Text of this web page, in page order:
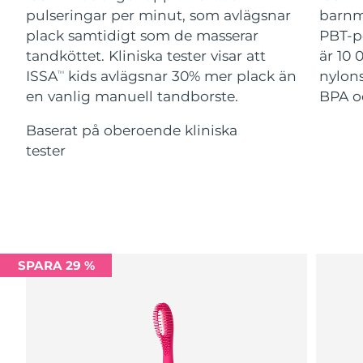
pulseringar per minut, som avlägsnar
plack samtidigt som de masserar
tandköttet. Kliniska tester visar att
ISSATM
kids avlägsnar 30% mer plack än
en vanlig manuell tandborste.
Baserat på oberoende kliniska
tester
PBT-
är 10
BPA
SPARA 29 %
For healthy hair
18% PAP
Kosmetika Man
Handla allt
Israel Förväntad leverans 8/12/26
Italien Förväntad leverans 8/8/26
Japan Förväntad leverans 8/11/26
Jersey Förväntad leverans